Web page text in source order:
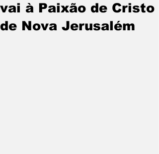
vai à Paixão de Cristo
de Nova Jerusalém